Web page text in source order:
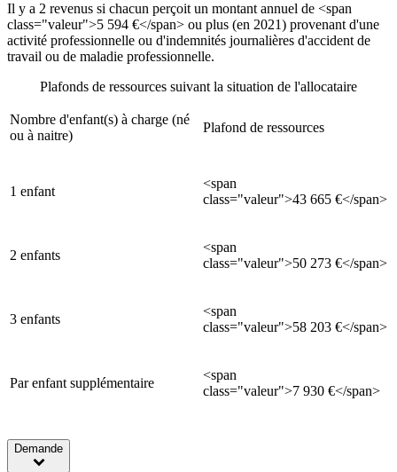
Il y a 2 revenus si chacun perçoit un montant annuel de <span
class="valeur">5 594 €</span> ou plus (en 2021) provenant d'une
activité professionnelle ou d'indemnités journalières d'accident de
travail ou de maladie professionnelle.
Plafonds de ressources suivant la situation de l'allocataire
Nombre d'enfant(s) à charge (né
ou à naitre)
Plafond de ressources
1 enfant
<span
class="valeur">43 665 €</span>
2 enfants
<span
class="valeur">50 273 €</span>
3 enfants
<span
class="valeur">58 203 €</span>
Par enfant supplémentaire
<span
class="valeur">7 930 €</span>
Demande